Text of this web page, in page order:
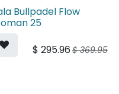
Bullpadel Flow
25
$ 295.96 $369.95